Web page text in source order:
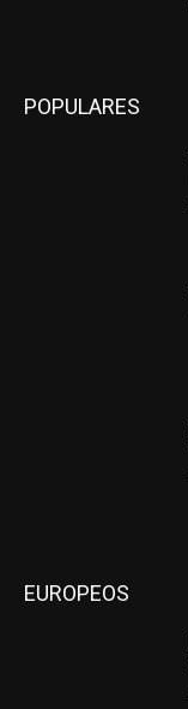
POPULARES
EUROPEOS